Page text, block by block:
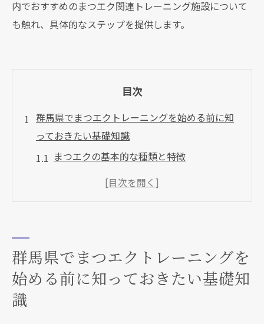
内でおすすめのまつエク関連トレーニング施設について
も触れ、具体的なステップを提供します。
目次
群馬県でまつエクトレーニングを始める前に知
っておきたい基礎知識
まつエクの基本的な種類と特徴
施術前に知っておくべき目元の健康管理
初めてのまつエク体験でよくある疑問
安全にまつエクを楽しむための注意点
群馬県でまつエクトレーニングを
始める前に知っておきたい基礎知
識